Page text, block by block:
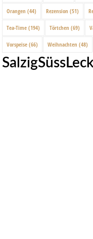
Orangen (44) Rezension (51)
Tea-Time (194) Törtchen (69)
Vorspeise (66) Weihnachten (48)